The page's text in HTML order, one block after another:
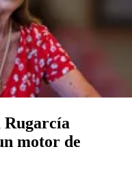
Rugarcía
motor de